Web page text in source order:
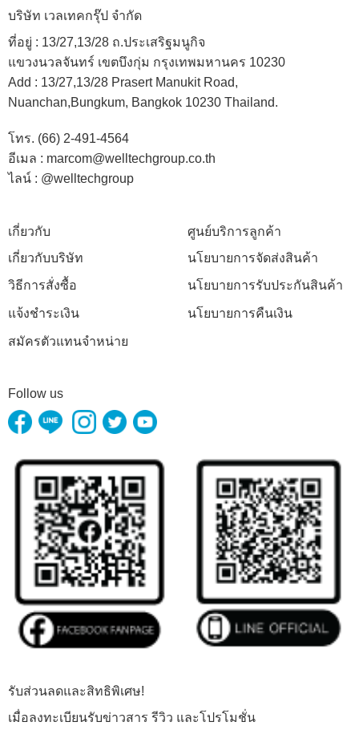
บริษัท เวลเทคกรุ๊ป จำกัด
ที่อยู่ : 13/27,13/28 ถ.ประเสริฐมนูกิจ
แขวงนวลจันทร์ เขตบึงกุ่ม กรุงเทพมหานคร 10230
Add : 13/27,13/28 Prasert Manukit Road,
Nuanchan,Bungkum, Bangkok 10230 Thailand.
โทร. (66) 2-491-4564
อีเมล : marcom@welltechgroup.co.th
ไลน์ : @welltechgroup
เกี่ยวกับ
เกี่ยวกับบริษัท
วิธีการสั่งซื้อ
แจ้งชำระเงิน
สมัครตัวแทนจำหน่าย
ศูนย์บริการลูกค้า
นโยบายการจัดส่งสินค้า
นโยบายการรับประกันสินค้า
นโยบายการคืนเงิน
Follow us
รับส่วนลดและสิทธิพิเศษ!
เมื่อลงทะเบียนรับข่าวสาร รีวิว และโปรโมชั่น